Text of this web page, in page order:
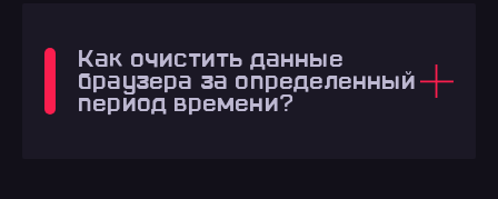
Как очистить данные
браузера за определенный
период времени?